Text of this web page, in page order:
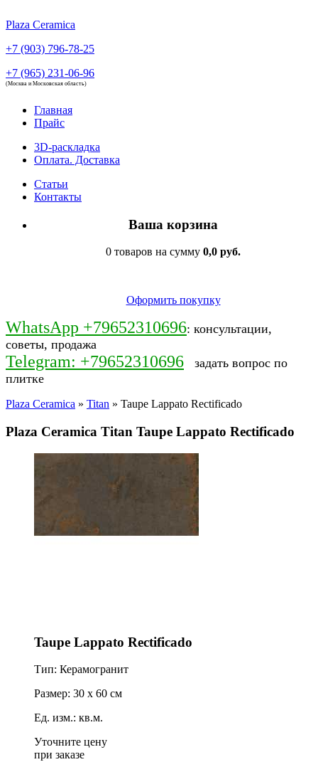
Plaza Ceramica
+7 (903) 796-78-25
+7 (965) 231-06-96
(Москва и Московская область)
Главная
Прайс
3D-раскладка
Оплата. Доставка
Статьи
Контакты
Ваша корзина
0 товаров на сумму 0,0 руб.
Оформить покупку
WhatsApp +79652310696: консультации,
советы, продажа
Telegram: +79652310696
задать вопрос по
плитке
Plaza Ceramica » Titan » Taupe Lappato Rectificado
Plaza Ceramica Titan Taupe Lappato Rectificado
Taupe Lappato Rectificado
Тип: Керамогранит
Размер: 30 x 60 см
Ед. изм.: кв.м.
Уточните цену
при заказе